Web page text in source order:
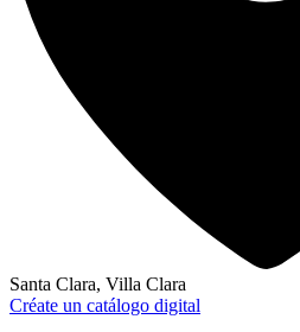
Santa Clara, Villa Clara
Créate un catálogo digital